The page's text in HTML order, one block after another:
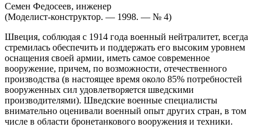
Семен Федосеев, инженер
(Моделист-конструктор. — 1998. — № 4)
Швеция, соблюдая с 1914 года военный нейтралитет, всегда
стремилась обеспечить и поддержать его высоким уровнем
оснащения своей армии, иметь самое современное
вооружение, причем, по возможности, отечественного
производства (в настоящее время около 85% потребностей
вооруженных сил удовлетворяется шведскими
производителями). Шведские военные специалисты
внимательно оценивали военный опыт других стран, в том
числе в области бронетанкового вооружения и техники.